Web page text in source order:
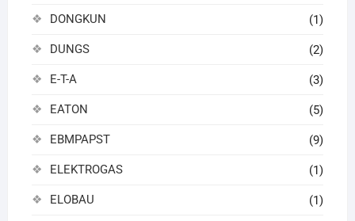
DONGKUN (1)
DUNGS (2)
E-T-A (3)
EATON (5)
EBMPAPST (9)
ELEKTROGAS (1)
ELOBAU (1)